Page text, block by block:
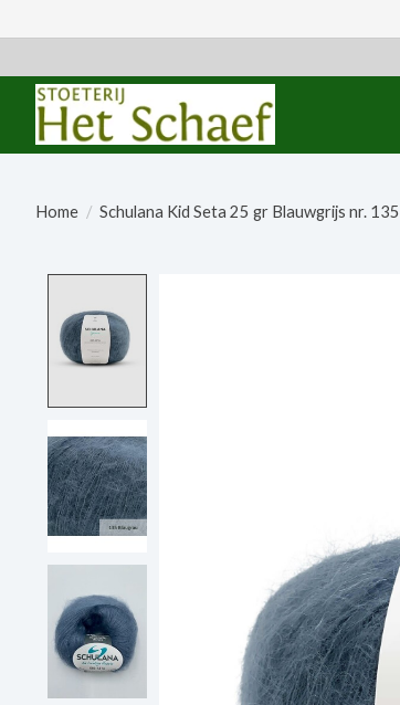
Home / Schulana Kid Seta 25 gr Blauwgrijs nr. 135